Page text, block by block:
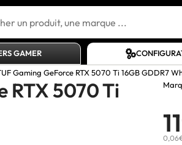
GAMER
Gaming GeForce RTX 5070 Ti 16GB GDDR7
RTX 5070 Ti